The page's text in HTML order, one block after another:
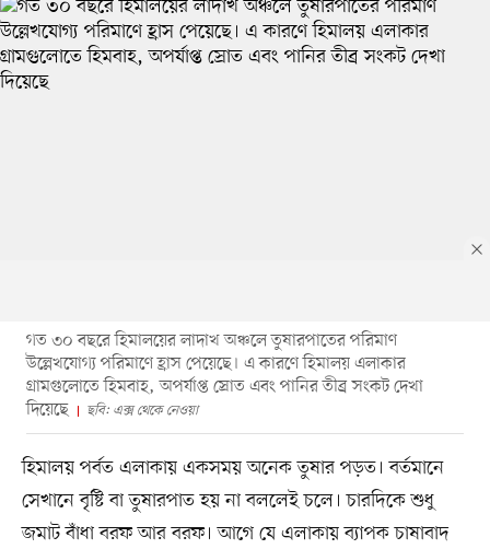
গত ৩০ বছরে হিমালয়ের লাদাখ অঞ্চলে তুষারপাতের পরিমাণ
উল্লেখযোগ্য পরিমাণে হ্রাস পেয়েছে। এ কারণে হিমালয় এলাকার
গ্রামগুলোতে হিমবাহ, অপর্যাপ্ত স্রোত এবং পানির তীব্র সংকট দেখা
দিয়েছে
ছবি: এক্স থেকে নেওয়া
হিমালয় পর্বত এলাকায় একসময় অনেক তুষার পড়ত। বর্তমানে
সেখানে বৃষ্টি বা তুষারপাত হয় না বললেই চলে। চারদিকে শুধু
জমাট বাঁধা বরফ আর বরফ। আগে যে এলাকায় ব্যাপক চাষাবাদ